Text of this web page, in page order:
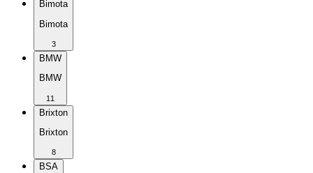
Bimota
Bimota
3
BMW
BMW
11
Brixton
Brixton
8
BSA